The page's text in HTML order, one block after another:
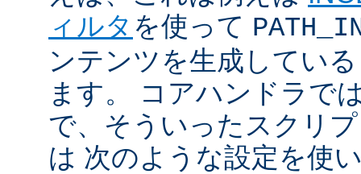
ィルタ を使って
ンテンツを生成してい
ます。 コアハンドラで
で、そういったスクリ
は 次のような設定を使